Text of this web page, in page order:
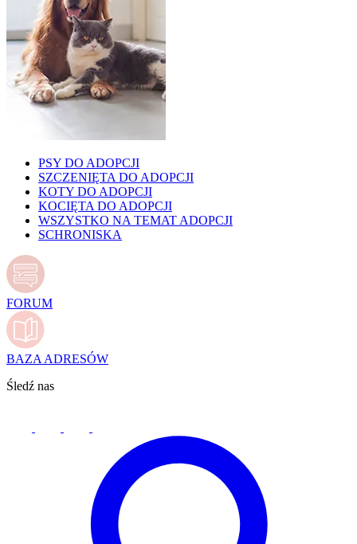
PSY DO ADOPCJI
SZCZENIĘTA DO ADOPCJI
KOTY DO ADOPCJI
KOCIĘTA DO ADOPCJI
WSZYSTKO NA TEMAT ADOPCJI
SCHRONISKA
FORUM
BAZA ADRESÓW
Śledź nas